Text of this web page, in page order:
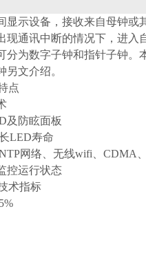
显示设备，接收来自母钟或
现通讯中断的情况下，进入
分为数字子钟和指针子钟。
文介绍。
点
及防眩面板
LED寿命
网络、无线wifi CDMA
控运行状态
术指标